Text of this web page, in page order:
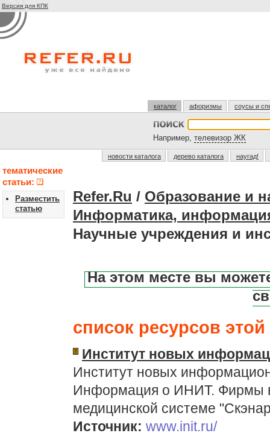
Версия для КПК
каталог афоризмы соусы и
Например, телевизор ЖК
новости каталога дерево каталога наугад!
тематические
статьи:
Разместить
статью
Refer.Ru / Образование и
Информатика,
Научные учреждения и
На этом месте вы
список ресурсов этой
Институт новых
Институт новых
Информация о ИНИТ. Фирмы
медицинской системе
Источник: www.init.ru/